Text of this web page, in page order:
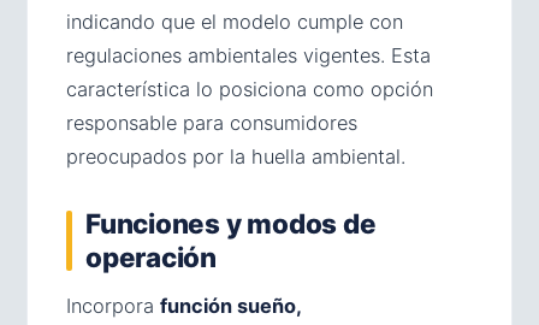
indicando que el modelo cumple con
regulaciones ambientales vigentes. Esta
característica lo posiciona como opción
responsable para consumidores
preocupados por la huella ambiental.
Funciones y modos de
operación
Incorpora función sueño,